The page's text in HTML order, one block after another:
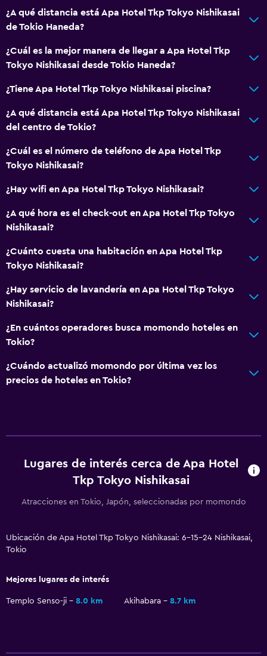
Estacionamiento accesible
Inodoro con barras de apoyo
Plantas superiores accesibles por escaleras
Áreas designadas para fumadores
Lavandería
Lavandería
Servicio de planchado
Plancha y tabla de planchar
Almohada de plumas
Despertador
Comedor
Máquina expendedora (bebidas)
Teléfono
Alfombrado
Servicios y facilidades
¿A qué distancia está Apa Hotel Tkp Tokyo Nishikasai
de Tokio Haneda?
¿Cuál es la mejor manera de llegar a Apa Hotel Tkp
Tokyo Nishikasai desde Tokio Haneda?
¿Tiene Apa Hotel Tkp Tokyo Nishikasai piscina?
¿A qué distancia está Apa Hotel Tkp Tokyo Nishikasai
del centro de Tokio?
¿Cuál es el número de teléfono de Apa Hotel Tkp
Tokyo Nishikasai?
¿Hay wifi en Apa Hotel Tkp Tokyo Nishikasai?
¿A qué hora es el check-out en Apa Hotel Tkp Tokyo
Nishikasai?
¿Cuánto cuesta una habitación en Apa Hotel Tkp
Tokyo Nishikasai?
¿Hay servicio de lavandería en Apa Hotel Tkp Tokyo
Nishikasai?
¿En cuántos operadores busca momondo hoteles en
Tokio?
¿Cuándo actualizó momondo por última vez los
precios de hoteles en Tokio?
Lugares de interés cerca de Apa Hotel
Tkp Tokyo Nishikasai
Atracciones en Tokio, Japón, seleccionadas por momondo
Ubicación de Apa Hotel Tkp Tokyo Nishikasai: 6-15-24 Nishikasai,
Tokio
Mejores lugares de interés
Templo Senso-ji 8.0 km Akihabara 8.7 km